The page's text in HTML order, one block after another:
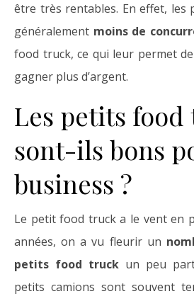
être très rentables. En effet,
généralement moins de
food truck, ce qui leur permet
gagner plus d’argent.
Les petits
sont-ils bons
business ?
Le petit food truck a le vent en
années, on a vu fleurir un
petits food truck un peu
petits camions sont souvent